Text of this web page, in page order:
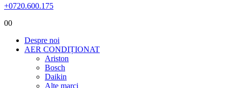
+0720.600.175
00
Despre noi
AER CONDIȚIONAT
Ariston
Bosch
Daikin
Alte marci